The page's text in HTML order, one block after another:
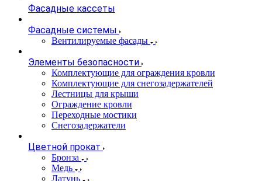
Фасадные кассеты
Фасадные системы
Вентилируемые фасады
Элементы безопасности
Комплектующие для ограждения кровли
Комплектующие для снегозадержателей
Лестницы для крыши
Ограждение кровли
Переходные мостики
Снегозадержатели
Цветной прокат
Бронза
Медь
Латунь